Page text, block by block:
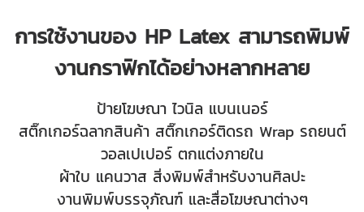
การใช้งานของ HP Latex สามารถพิมพ์
งานกราฟิกได้อย่างหลากหลาย
ป้ายโฆษณา ไวนิล แบนเนอร์
สติ๊กเกอร์ฉลากสินค้า สติ๊กเกอร์ติดรถ Wrap รถยนต์
วอลเปเปอร์ ตกแต่งภายใน
ผ้าใบ แคนวาส สิ่งพิมพ์สำหรับงานศิลปะ
งานพิมพ์บรรจุภัณฑ์ และสื่อโฆษณาต่างๆ